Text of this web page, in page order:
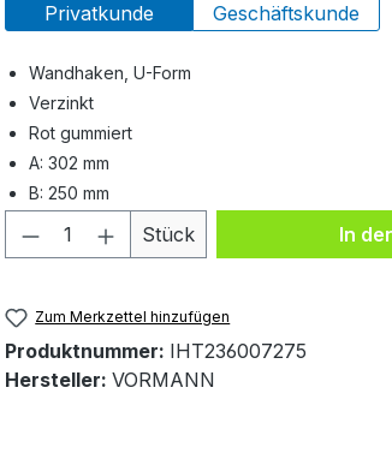
Privatkunde
Geschäftskunde
Wandhaken, U-Form
Verzinkt
Rot gummiert
A: 302 mm
B: 250 mm
Produkt Anzahl: Gib den
Stück In
Zum Merkzettel hinzufügen
Produktnummer: IHT236007275
Hersteller: VORMANN